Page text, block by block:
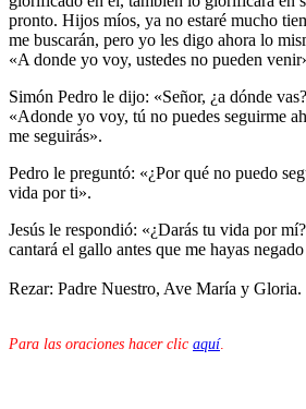
pronto. Hijos míos, ya no estaré mucho
me buscarán, pero yo les digo ahora lo
«A donde yo voy, ustedes no pueden
Simón Pedro le dijo: «Señor, ¿a dónde
«Adonde yo voy, tú no puedes seguirme
me seguirás».
Pedro le preguntó: «¿Por qué no puedo
vida por ti».
Jesús le respondió: «¿Darás tu vida por
cantará el gallo antes que me hayas
Rezar: Padre Nuestro, Ave María y Gloria.
Para las oraciones hacer clic aquí.